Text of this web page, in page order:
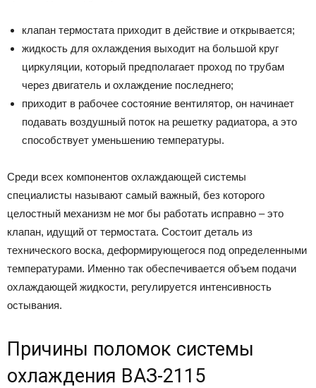
клапан термостата приходит в действие и открывается;
жидкость для охлаждения выходит на большой круг
циркуляции, который предполагает проход по трубам
через двигатель и охлаждение последнего;
приходит в рабочее состояние вентилятор, он начинает
подавать воздушный поток на решетку радиатора, а это
способствует уменьшению температуры.
Среди всех компонентов охлаждающей системы
специалисты называют самый важный, без которого
целостный механизм не мог бы работать исправно – это
клапан, идущий от термостата. Состоит деталь из
технического воска, деформирующегося под определенными
температурами. Именно так обеспечивается объем подачи
охлаждающей жидкости, регулируется интенсивность
остывания.
Причины поломок системы
охлаждения ВАЗ-2115